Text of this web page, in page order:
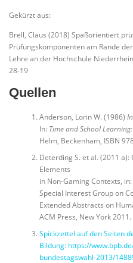
Gekürzt aus:
Brell, Claus (2018) Spaßorientiert
Prüfungskomponenten am Rande
Lehre an der Hochschule
28-19
Quellen
Anderson, Lorin W. (1986)
In: Time and School
Helm, Beckenham, ISBN
Deterding S. et al. (2011
Elements
in Non-Gaming Contexts,
Special Interest Group on
Extended Abstracts on
ACM Press, New York 2011.
Spickzettel auf den Seiten
Bildung: https://
bundestagswahl-2013/